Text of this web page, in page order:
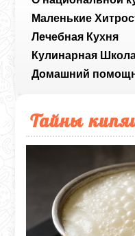
Маленькие
Лечебная Кухня
Кулинарная
Домашний
Тайны